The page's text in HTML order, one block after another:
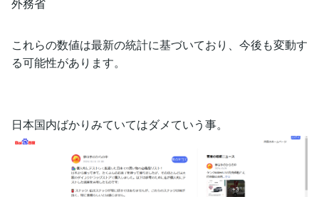
外務省
これらの数値は最新の統計に基づいており、今後も変動す
る可能性があります。
日本国内ばかりみていてはダメていう事。